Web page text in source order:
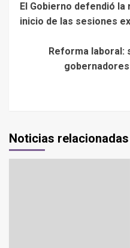
El Gobierno defendió
inicio de las sesiones
Reforma laboral:
Noticias relacionadas